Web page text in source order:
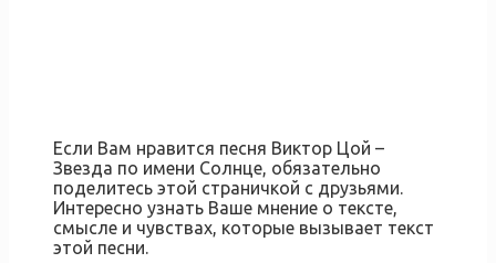
Если Вам нравится песня Виктор Цой –
Звезда по имени Солнце, обязательно
поделитесь этой страничкой с друзьями.
Интересно узнать Ваше мнение о тексте,
смысле и чувствах, которые вызывает текст
этой песни.